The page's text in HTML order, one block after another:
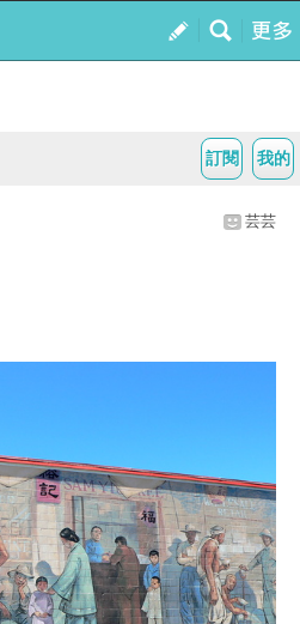
我的
訂閱
芸芸